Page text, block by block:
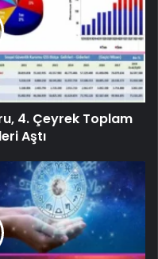
4. Çeyrek Toplam
Aştı